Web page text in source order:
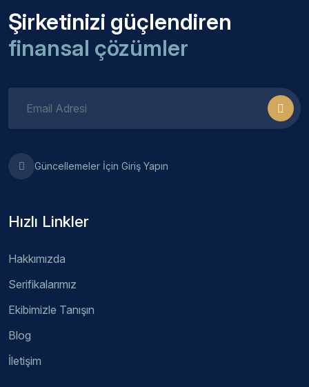
Şirketinizi güçlendiren
finansal çözümler
Güncellemeler İçin Giriş Yapın
Hızlı Linkler
Hakkımızda
Serifikalarımız
Ekibimizle Tanışın
Blog
İletişim